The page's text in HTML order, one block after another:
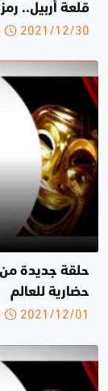
قلعة أربيل..
2021/12/30 الخميس 16:35 م
حلقة جديدة من
حضارية للعالم
2021/12/01 الأربعاء 10:45 ص